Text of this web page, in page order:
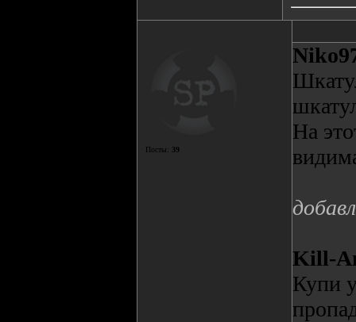
Посты: 39
На
Kill-
Купи